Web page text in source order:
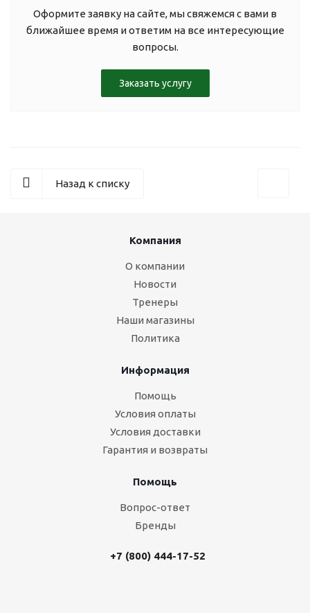
Оформите заявку на сайте, мы свяжемся с вами в
ближайшее время и ответим на все интересующие
вопросы.
Заказать услугу
Назад к списку
Компания
О компании
Новости
Тренеры
Наши магазины
Политика
Информация
Помощь
Условия оплаты
Условия доставки
Гарантия и возвраты
Помощь
Вопрос-ответ
Бренды
+7 (800) 444-17-52